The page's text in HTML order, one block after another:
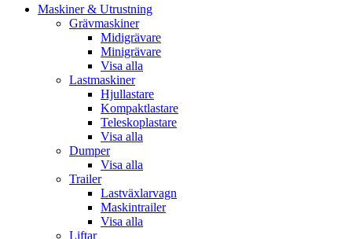
Close
Maskiner & Utrustning
Grävmaskiner
Midigrävare
Minigrävare
Visa alla
Lastmaskiner
Hjullastare
Kompaktlastare
Teleskoplastare
Visa alla
Dumper
Visa alla
Trailer
Lastväxlarvagn
Maskintrailer
Visa alla
Liftar